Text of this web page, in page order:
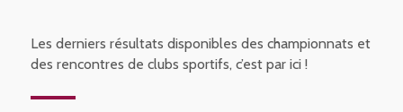
Les derniers résultats disponibles des championnats et
des rencontres de clubs sportifs, c’est par ici !